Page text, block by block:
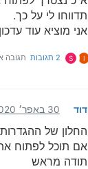
תדווחו לי על כך.
אני מוציא עוד
I
S 2 תגובות תגובה
דוד 30 באפר׳ 2020, 13:35
החלון של
אם תוכל לפתוח את
תודה מראש